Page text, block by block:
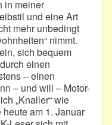
in meiner
und eine Art
mehr unbedingt
nimmt.
sich bequem
einen
– einen
– und will – Motor-
„Knaller“ wie
am 1. Januar